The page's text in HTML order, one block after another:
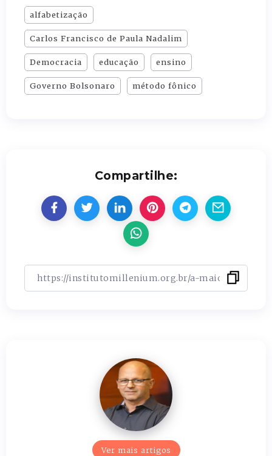
alfabetização
Carlos Francisco de Paula Nadalim
Democracia educação ensino
Governo Bolsonaro método fônico
Compartilhe:
Ver mais artigos